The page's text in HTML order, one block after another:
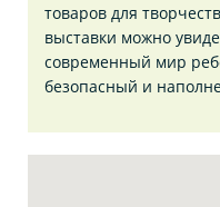
товаров для
выставки можно
современный мир
безопасный и